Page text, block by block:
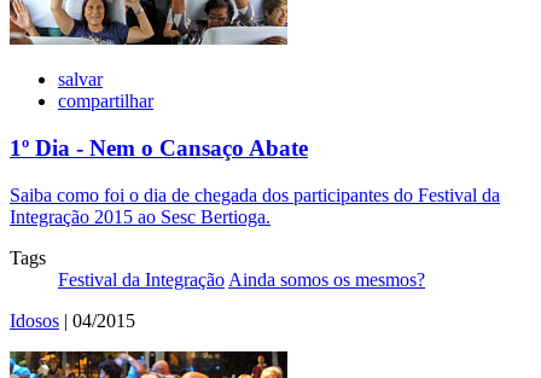
salvar
compartilhar
1º Dia - Nem o Cansaço Abate
Saiba como foi o dia de chegada dos participantes do Festival da
Integração 2015 ao Sesc Bertioga.
Tags
Festival da Integração Ainda somos os mesmos?
Idosos | 04/2015